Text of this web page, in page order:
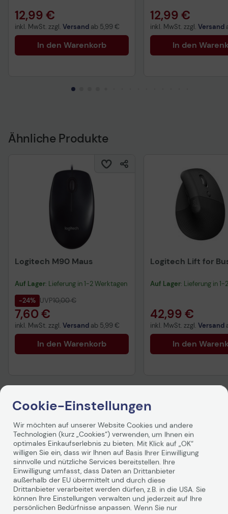
12,99 €
inkl. MwSt. zzgl. Versand ab 5,99 €
In den Warenkorb
12,99 €
inkl. MwSt. zzgl. Versand
In den
Ähnliche Produkte
Logitech M90 Maus
Auf Lager: Lieferung in 1-2 Werktagen
-24% UVP10,00 €
7,60 €
inkl. MwSt. zzgl. Versand ab 5,99 €
In den Warenkorb
Logitech Lift for
Auf Lager: Lieferung in
42,99 €
inkl. MwSt. zzgl. Versand
In den
Produktbeschreibung
Logitech Desk Mat Studio
Schreibtischunterlage
Hier kommt das Accessoire, das Ihnen neue
Cookie-Einstellungen
Wir möchten auf unserer Website Cookies und andere
Technologien (kurz „Cookies“) verwenden, um Ihnen ein
optimales Einkaufserlebnis zu bieten. Mit Klick auf „OK“
willigen Sie ein, dass wir Ihnen auf Basis Ihrer Einwilligung
sinnvolle und nützliche Services bereitstellen. Ihre
Einwilligung umfasst, dass Daten an Drittanbieter
außerhalb der EU übermittelt und durch diese
Drittanbieter verarbeitet werden dürfen, z.B. in die USA. Sie
können Ihre Einstellungen verwalten und jederzeit auf Ihre
persönlichen Bedürfnisse anpassen. Wenn Sie nur